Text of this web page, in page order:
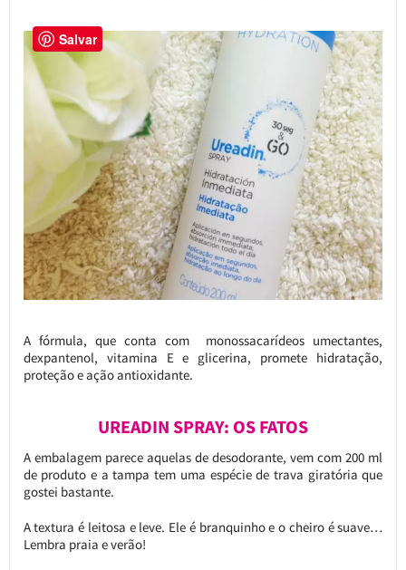
A fórmula, que conta com monossacarídeos umectantes,
dexpantenol, vitamina E e glicerina, promete hidratação,
proteção e ação antioxidante.
UREADIN SPRAY: OS FATOS
A embalagem parece aquelas de desodorante, vem com 200 ml
de produto e a tampa tem uma espécie de trava giratória que
gostei bastante.
A textura é leitosa e leve. Ele é branquinho e o cheiro é suave…
Lembra praia e verão!
Salvar